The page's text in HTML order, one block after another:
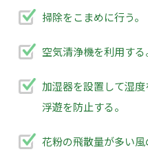
掃除をこまめに行う。
空気清浄機を利用する
加湿器を設置して湿
浮遊を防止する。
花粉の飛散量が多い